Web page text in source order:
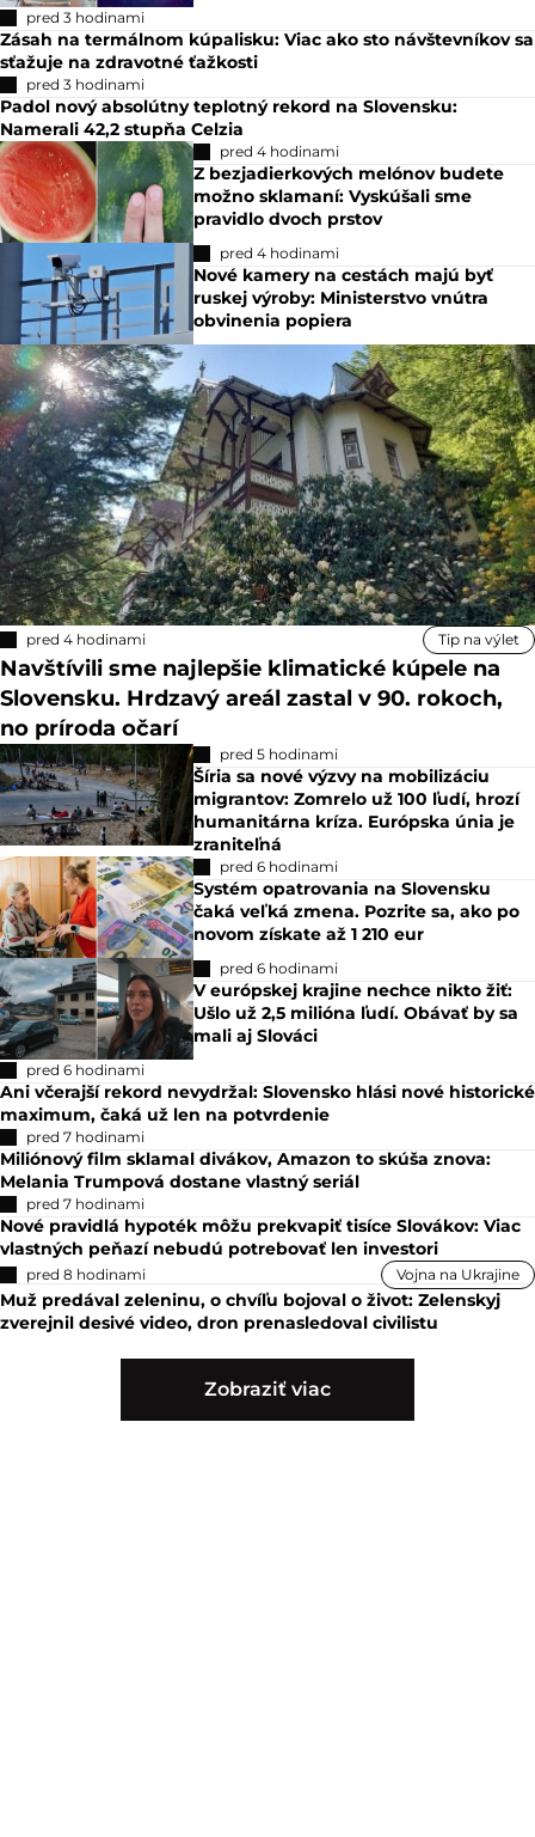
pred 3 hodinami
Zásah na termálnom kúpalisku: Viac ako sto návštevníkov sa
sťažuje na zdravotné ťažkosti
pred 3 hodinami
Padol nový absolútny teplotný rekord na Slovensku:
Namerali 42,2 stupňa Celzia
pred 4 hodinami
Z bezjadierkových melónov budete
možno sklamaní: Vyskúšali sme
pravidlo dvoch prstov
pred 4 hodinami
Nové kamery na cestách majú byť
ruskej výroby: Ministerstvo vnútra
obvinenia popiera
pred 4 hodinami Tip na výlet
Navštívili sme najlepšie klimatické kúpele na
Slovensku. Hrdzavý areál zastal v 90. rokoch,
no príroda očarí
pred 5 hodinami
Šíria sa nové výzvy na mobilizáciu
migrantov: Zomrelo už 100 ľudí, hrozí
humanitárna kríza. Európska únia je
zraniteľná
pred 6 hodinami
Systém opatrovania na Slovensku
čaká veľká zmena. Pozrite sa, ako po
novom získate až 1 210 eur
pred 6 hodinami
V európskej krajine nechce nikto žiť:
Ušlo už 2,5 milióna ľudí. Obávať by sa
mali aj Slováci
pred 6 hodinami
Ani včerajší rekord nevydržal: Slovensko hlási nové historické
maximum, čaká už len na potvrdenie
pred 7 hodinami
Miliónový film sklamal divákov, Amazon to skúša znova:
Melania Trumpová dostane vlastný seriál
pred 7 hodinami
Nové pravidlá hypoték môžu prekvapiť tisíce Slovákov: Viac
vlastných peňazí nebudú potrebovať len investori
pred 8 hodinami Vojna na Ukrajine
Muž predával zeleninu, o chvíľu bojoval o život: Zelenskyj
zverejnil desivé video, dron prenasledoval civilistu
Zobraziť viac